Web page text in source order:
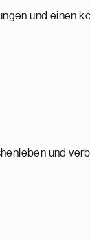
und einen
und